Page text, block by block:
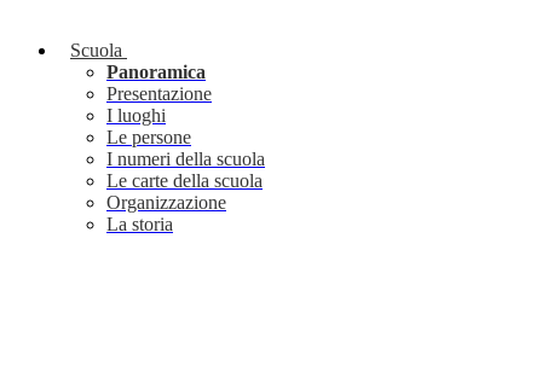
Scuola
Panoramica
Presentazione
I luoghi
Le persone
I numeri della scuola
Le carte della scuola
Organizzazione
La storia